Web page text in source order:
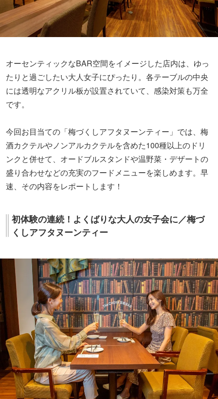
オーセンティックなBAR空間をイメージした店内は、ゆっ
たりと過ごしたい大人女子にぴったり。各テーブルの中央
には透明なアクリル板が設置されていて、感染対策も万全
です。
今回お目当ての「梅づくしアフタヌーンティー」では、梅
酒カクテルやノンアルカクテルを含めた100種以上のドリ
ンクと併せて、オードブルスタンドや温野菜・デザートの
盛り合わせなどの充実のフードメニューを楽しめます。早
速、その内容をレポートします！
初体験の連続！よくばりな大人の女子会に／梅づ
くしアフタヌーンティー